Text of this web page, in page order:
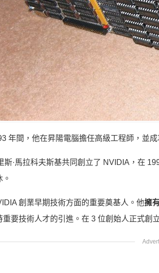
年間，他在昇陽電腦擔任高級工程師，並成
斯·馬拉科夫斯基共同創立了 NVIDIA，在
。
創業早期技術方面的重要奠基人。他擁
重要技術人才的引進。在 3 位創始人正式創